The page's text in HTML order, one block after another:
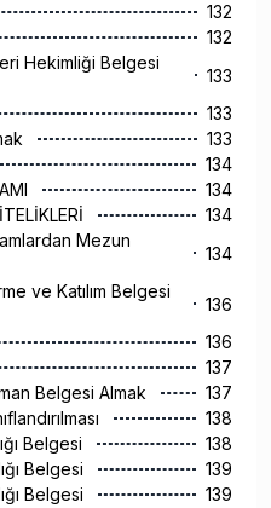
132
132
Hekimliği Belgesi
133
133
133
134
134
134
Mezun
134
ve Katılım Belgesi
136
136
137
Belgesi Almak
137
138
Belgesi
138
Belgesi
139
Belgesi
139